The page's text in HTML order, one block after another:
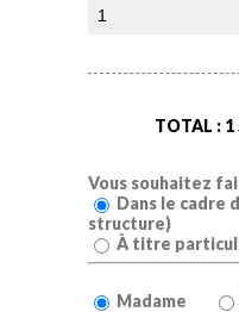
TOTAL : 1
Vous souhaitez
Dans le cadre
structure)
À titre
Madame